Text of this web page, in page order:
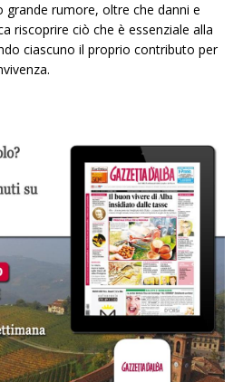
grande rumore, oltre che danni e
riscoprire ciò che è essenziale alla
ciascuno il proprio contributo per